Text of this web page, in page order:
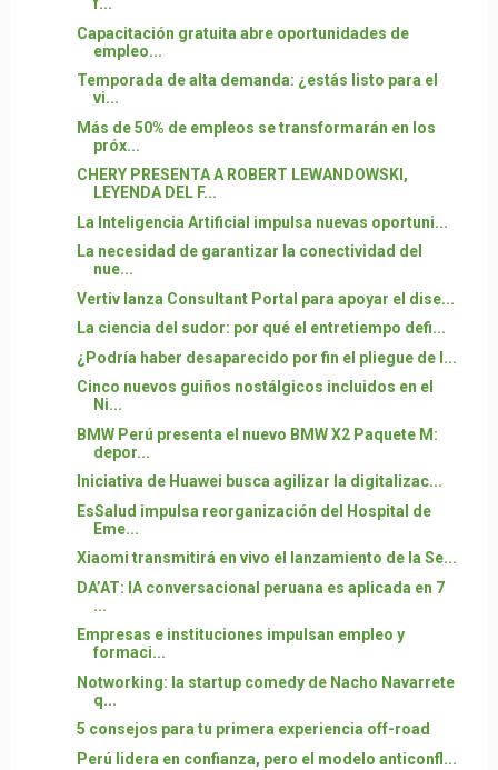
Capacitación gratuita abre oportunidades de
empleo...
Temporada de alta demanda: ¿estás listo para el
vi...
Más de 50% de empleos se transformarán en los
próx...
CHERY PRESENTA A ROBERT LEWANDOWSKI,
LEYENDA DEL F...
La Inteligencia Artificial impulsa nuevas oportuni...
La necesidad de garantizar la conectividad del
nue...
Vertiv lanza Consultant Portal para apoyar el dise...
La ciencia del sudor: por qué el entretiempo defi...
¿Podría haber desaparecido por fin el pliegue de l...
Cinco nuevos guiños nostálgicos incluidos en el
Ni...
BMW Perú presenta el nuevo BMW X2 Paquete M:
depor...
Iniciativa de Huawei busca agilizar la digitalizac...
EsSalud impulsa reorganización del Hospital de
Eme...
Xiaomi transmitirá en vivo el lanzamiento de la Se...
DA’AT: IA conversacional peruana es aplicada en 7
...
Empresas e instituciones impulsan empleo y
formaci...
Notworking: la startup comedy de Nacho Navarrete
q...
5 consejos para tu primera experiencia off-road
Perú lidera en confianza, pero el modelo anticonfl...